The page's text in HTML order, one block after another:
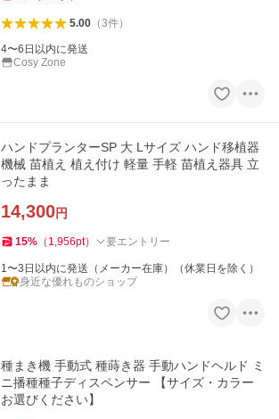
5.00（3件）
4〜6日以内に発送
Cosy Zone
ハンドプランターSP 大 Lサイズ ハンド移植器
機械 苗植え 植え付け 軽量 手軽 苗植え器具 立
ったまま
14,300円
15% （ 1,956pt） 要エントリー
1〜3日以内に発送（メーカー在庫）（休業日を除く）
身近な優れものショップ
種まき機 手動式 種蒔き器 手動ハンドヘルド ミ
ニ播種種子ディスペンサー 【サイズ・カラー
お選びください】